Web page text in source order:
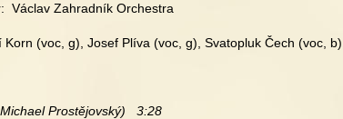
Václav Zahradník Orchestra
(voc, g), Josef Plíva (voc, g), Svatopluk Čech (voc, b),
Prostějovský)   3:28